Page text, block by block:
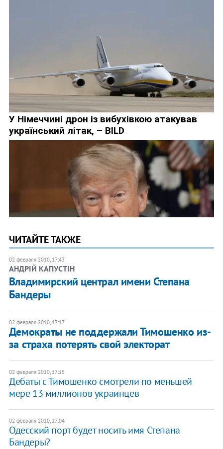
ЧИТАЙТЕ ТАКЖЕ
02 февраля 2010, 17:43
АНДРІЙ КАПУСТІН
Владимирский централ имени Степана
Бандеры
02 февраля 2010, 17:17
Демократы не поддержали Тимошенко из-
за страха потерять свой электорат
02 февраля 2010, 17:15
Дебаты с Тимошенко смотрели по меньшей
мере 13 миллионов украинцев
02 февраля 2010, 17:04
Одесский порт будет носить имя Степана
Бандеры?